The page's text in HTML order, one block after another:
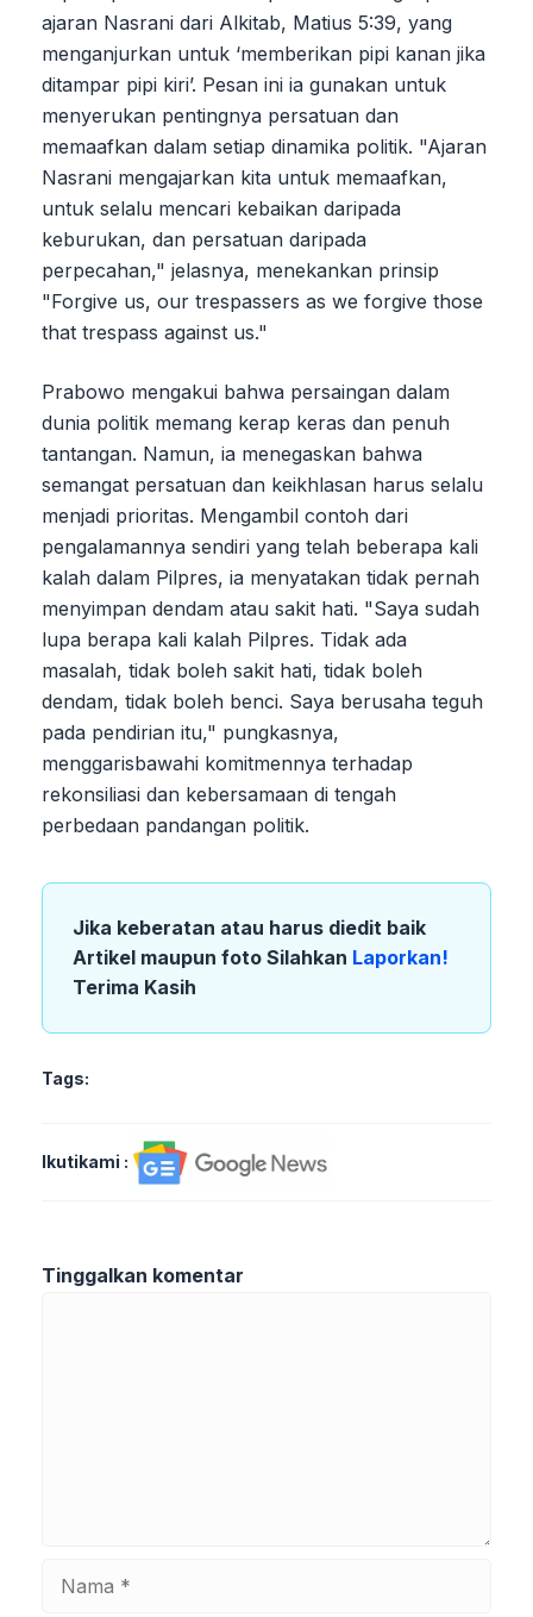
ajaran Nasrani dari Alkitab, Matius 5:39, yang
menganjurkan untuk ‘memberikan pipi kanan jika
ditampar pipi kiri’. Pesan ini ia gunakan untuk
menyerukan pentingnya persatuan dan
memaafkan dalam setiap dinamika politik. "Ajaran
Nasrani mengajarkan kita untuk memaafkan,
untuk selalu mencari kebaikan daripada
keburukan, dan persatuan daripada
perpecahan," jelasnya, menekankan prinsip
"Forgive us, our trespassers as we forgive those
that trespass against us."
Prabowo mengakui bahwa persaingan dalam
dunia politik memang kerap keras dan penuh
tantangan. Namun, ia menegaskan bahwa
semangat persatuan dan keikhlasan harus selalu
menjadi prioritas. Mengambil contoh dari
pengalamannya sendiri yang telah beberapa kali
kalah dalam Pilpres, ia menyatakan tidak pernah
menyimpan dendam atau sakit hati. "Saya sudah
lupa berapa kali kalah Pilpres. Tidak ada
masalah, tidak boleh sakit hati, tidak boleh
dendam, tidak boleh benci. Saya berusaha teguh
pada pendirian itu," pungkasnya,
menggarisbawahi komitmennya terhadap
rekonsiliasi dan kebersamaan di tengah
perbedaan pandangan politik.
Jika keberatan atau harus diedit baik
Artikel maupun foto Silahkan Laporkan!
Terima Kasih
Tags:
Ikutikami :
Tinggalkan komentar